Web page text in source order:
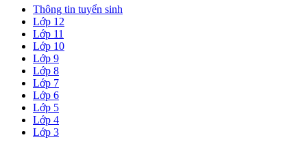
Thông tin tuyển sinh
Lớp 12
Lớp 11
Lớp 10
Lớp 9
Lớp 8
Lớp 7
Lớp 6
Lớp 5
Lớp 4
Lớp 3